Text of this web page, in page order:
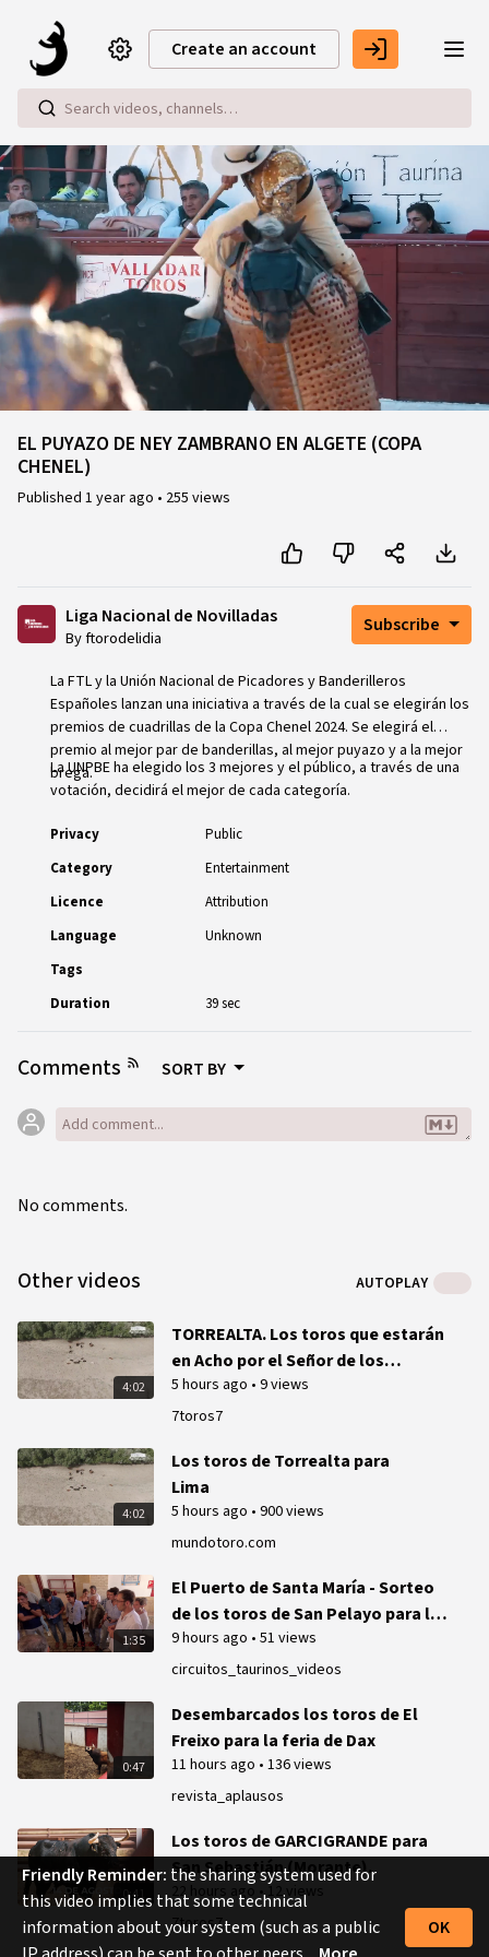
Create an account
Loaded:
42.67%
EL PUYAZO DE NEY ZAMBRANO EN ALGETE (COPA
CHENEL)
Published 1 year ago • 255 views
Liga Nacional de Novilladas
By ftorodelidia
Subscribe
La FTL y la Unión Nacional de Picadores y Banderilleros
Españoles lanzan una iniciativa a través de la cual se elegirán los
premios de cuadrillas de la Copa Chenel 2024. Se elegirá el
premio al mejor par de banderillas, al mejor puyazo y a la mejor
brega.
La UNPBE ha elegido los 3 mejores y el público, a través de una
votación, decidirá el mejor de cada categoría.
Privacy
Public
Category
Entertainment
Licence
Attribution
Language
Unknown
Tags
Duration
39 sec
Comments SORT BY
No comments.
Other videos AUTOPLAY
4:02
7toros7
TORREALTA. Los toros que estarán
en Acho por el Señor de los
Milagros.
5 hours ago • 9 views
4:02
mundotoro.com
Los toros de Torrealta para
Lima
5 hours ago • 900 views
1:35
circuitos_taurinos_videos
El Puerto de Santa María - Sorteo
de los toros de San Pelayo para la
corrida de Rejones - 7 de agosto de
2026
9 hours ago • 51 views
0:47
revista_aplausos
Desembarcados los toros de El
Freixo para la feria de Dax
11 hours ago • 136 views
0:41
7toros7
Los toros de GARCIGRANDE para
San Sebastián (Morante).
22 hours ago • 12 views
Friendly Reminder: the sharing system used for
this video implies that some technical
information about your system (such as a public
OK